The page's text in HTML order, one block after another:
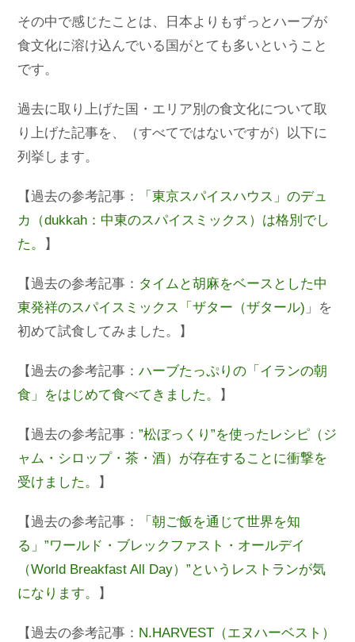
その中で感じたことは、日本よりもずっとハーブが
食文化に溶け込んでいる国がとても多いということ
です。
過去に取り上げた国・エリア別の食文化について取
り上げた記事を、（すべてではないですが）以下に
列挙します。
【過去の参考記事：
「東京スパイスハウス」のデュ
カ（dukkah：中東のスパイスミックス）は格別でし
た。
】
【過去の参考記事： タイムと胡麻をベースとした中
東発祥のスパイスミックス「ザター（ザタール) 」を
初めて試食してみました。】
【過去の参考記事：ハーブたっぷりの「イランの朝
食」をはじめて食べてきました。
】
【過去の参考記事：”松ぼっくり”を使ったレシピ（ジ
ャム・シロップ・茶・酒）が存在することに衝撃を
受けました。
】
【過去の参考記事：
「朝ご飯を通じて世界を知
る」”ワールド・ブレックファスト・オールデイ
（World Breakfast All Day）”というレストランが気
になります。
】
【過去の参考記事： N.HARVEST（エヌハーベスト）